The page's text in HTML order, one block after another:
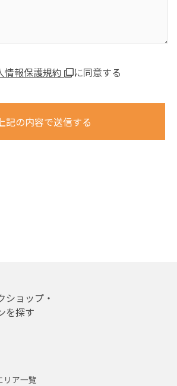
情報保護規約 に同意する
上記の内容で送信する
ショップ・
を探す
リア一覧